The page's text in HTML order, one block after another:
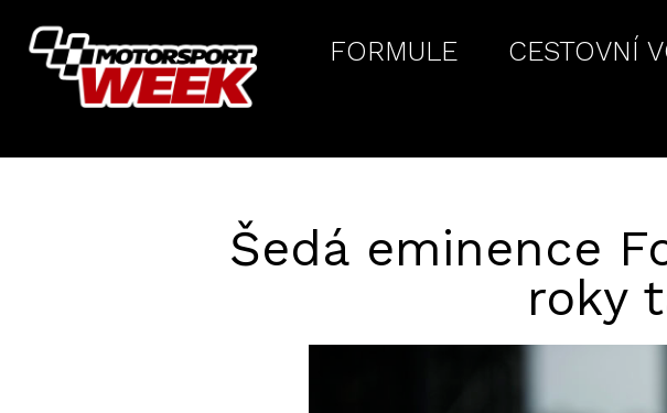
FORMULE CESTOVNÍ
Šedá eminence
roky